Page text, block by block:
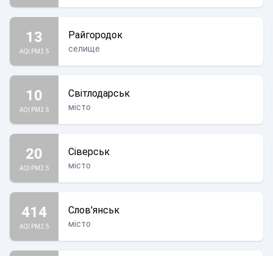
13
AQI PM2.5
Райгородок
селище
10
AQI PM2.5
Світлодарськ
місто
20
AQI PM2.5
Сіверськ
місто
414
AQI PM2.5
Слов'янськ
місто